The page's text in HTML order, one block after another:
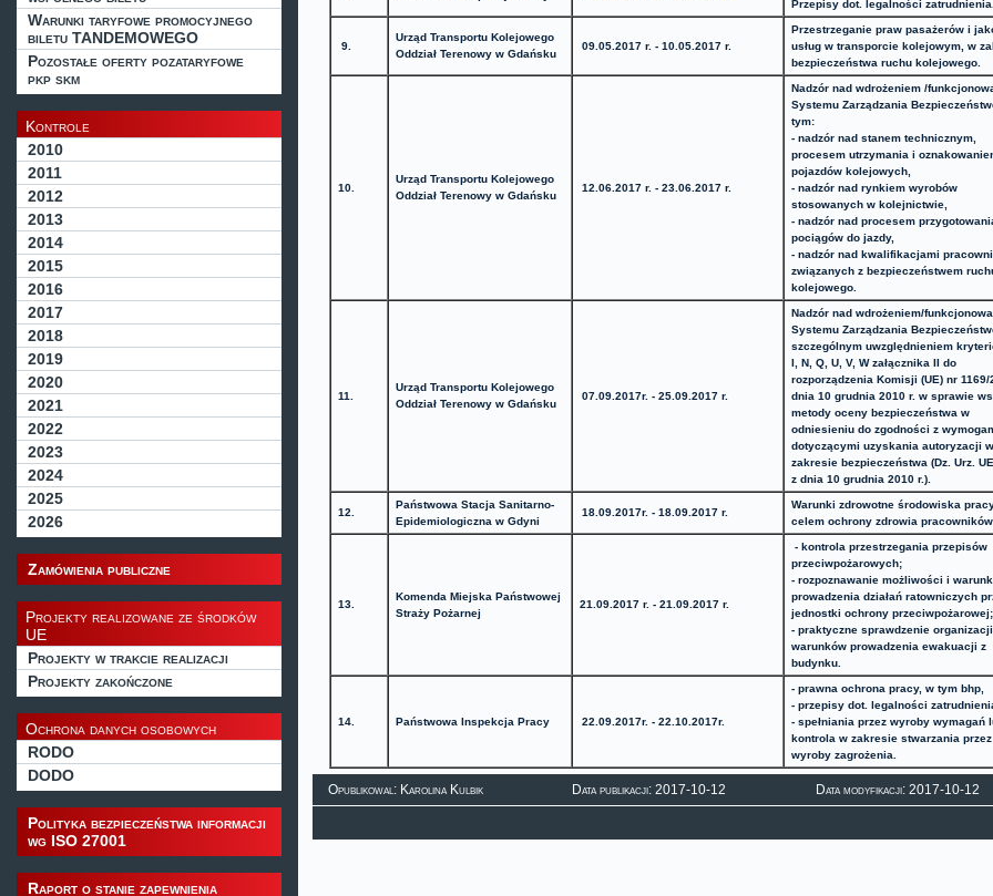
Warunki taryfowe promocyjnego
biletu TANDEMOWEGO
Pozostałe oferty pozataryfowe
pkp skm
Kontrole
2010
2011
2012
2013
2014
2015
2016
2017
2018
2019
2020
2021
2022
2023
2024
2025
2026
Zamówienia publiczne
Projekty realizowane ze środków
UE
Projekty w trakcie realizacji
Projekty zakończone
Ochrona danych osobowych
RODO
DODO
Polityka bezpieczeństwa informacji
wg ISO 27001
Raport o stanie zapewnienia
Przepisy dot. legalności zatrudnienia.
9.
Urząd Transportu Kolejowego
Oddział Terenowy w Gdańsku
09.05.2017 r. - 10.05.2017 r.
Przestrzeganie praw pasażerów i
usług w transporcie kolejowym, w
bezpieczeństwa ruchu kolejowego.
10.
Urząd Transportu Kolejowego
Oddział Terenowy w Gdańsku
12.06.2017 r. - 23.06.2017 r.
Nadzór nad wdrożeniem /
Systemu Zarządzania
tym:
- nadzór nad stanem technicznym,
procesem utrzymania i
pojazdów kolejowych,
- nadzór nad rynkiem wyrobów
stosowanych w kolejnictwie,
- nadzór nad procesem
pociągów do jazdy,
- nadzór nad kwalifikacjami
związanych z bezpieczeństwem
kolejowego.
11.
Urząd Transportu Kolejowego
Oddział Terenowy w Gdańsku
07.09.2017r. - 25.09.2017 r.
Nadzór nad wdrożeniem/
Systemu Zarządzania
szczególnym uwzględnieniem
I, N, Q, U, V, W załącznika II do
rozporządzenia Komisji (UE) nr 1169/
dnia 10 grudnia 2010 r. w sprawie
metody oceny bezpieczeństwa w
odniesieniu do zgodności z
dotyczącymi uzyskania autoryzacji w
zakresie bezpieczeństwa (Dz. Urz.
z dnia 10 grudnia 2010 r.).
12.
Państwowa Stacja Sanitarno-
Epidemiologiczna w Gdyni
18.09.2017r. - 18.09.2017 r.
Warunki zdrowotne środowiska
celem ochrony zdrowia pracowników.
13.
Komenda Miejska Państwowej
Straży Pożarnej
21.09.2017 r. - 21.09.2017 r.
- kontrola przestrzegania przepisów
przeciwpożarowych;
- rozpoznawanie możliwości i
prowadzenia działań ratowniczych
jednostki ochrony przeciwpożarowej;
- praktyczne sprawdzenie
warunków prowadzenia ewakuacji z
budynku.
14. Państwowa Inspekcja Pracy 22.09.2017r. - 22.10.2017r.
- prawna ochrona pracy, w tym bhp,
- przepisy dot. legalności
- spełniania przez wyroby wymagań
kontrola w zakresie stwarzania przez
wyroby zagrożenia.
Opublikowal: Karolina Kulbik Data publikacji: 2017-10-12 Data modyfikacji: 2017-10-12